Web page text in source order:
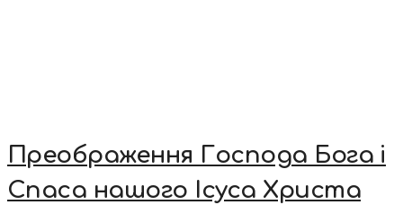
Преображення Господа Бога і
Спаса нашого Ісуса Христа